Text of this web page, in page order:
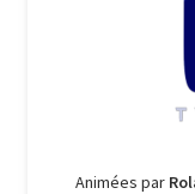
Animées par